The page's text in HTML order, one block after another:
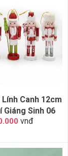
Canh 12cm
Giáng Sinh 06
vnđ